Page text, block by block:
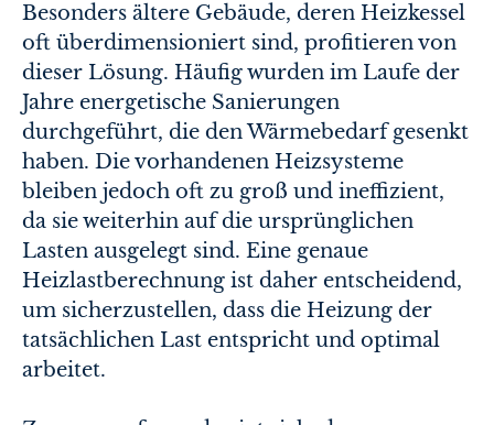
Besonders ältere Gebäude, deren Heizkessel
oft überdimensioniert sind, profitieren von
dieser Lösung. Häufig wurden im Laufe der
Jahre energetische Sanierungen
durchgeführt, die den Wärmebedarf gesenkt
haben. Die vorhandenen Heizsysteme
bleiben jedoch oft zu groß und ineffizient,
da sie weiterhin auf die ursprünglichen
Lasten ausgelegt sind. Eine genaue
Heizlastberechnung ist daher entscheidend,
um sicherzustellen, dass die Heizung der
tatsächlichen Last entspricht und optimal
arbeitet.